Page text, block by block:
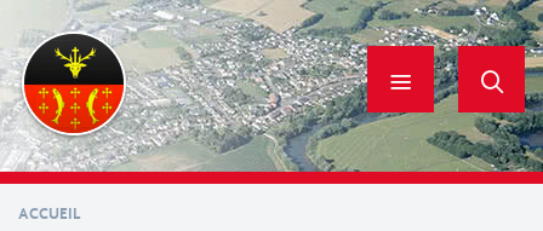
contenu
principal
ACCUEIL